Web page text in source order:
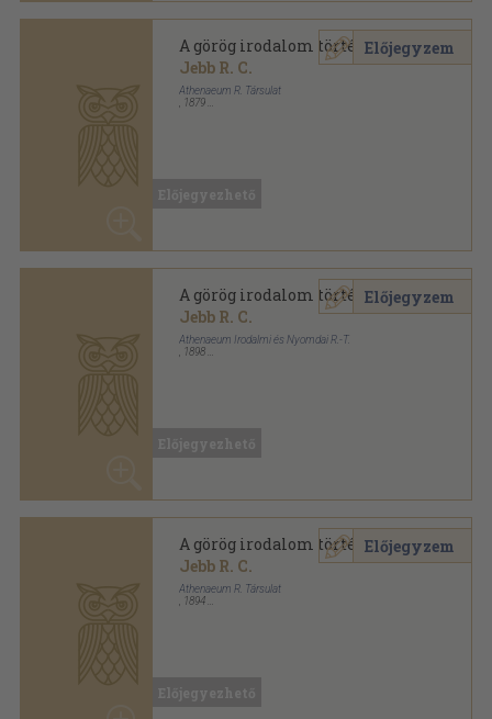
Jebb R. C.
Athenaeum Irodalmi és Nyomdai R.-T.
, 1898
Vászon
172
oldal
sorozat sorozat
A görög irodalom története
Jebb R. C.
Athenaeum R. Társulat
, 1894
Vászon Gottermayer kötés
170oldal
sorozat sorozat
Előjegyzem
Fináczy-emlékfüzet
Fináczy Ernő
Magyar Paedagógiai Társaság
, 1930
Könyvkötői kötés
Előjegyzem